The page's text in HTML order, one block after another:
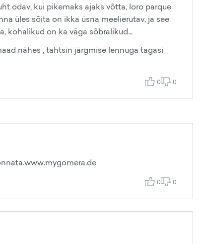
odav, kui pikemaks ajaks võtta, loro parque
üles sõita on ikka üsna meelierutav, ja see
kohalikud on ka väga sõbralikud...
nähes , tahtsin järgmise lennuga tagasi
0 0
0 0